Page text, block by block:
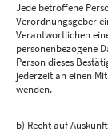
Jede betroffene
Verordnungsgeber
Verantwortlichen
personenbezogene
Person dieses
jederzeit an einen
wenden.
b) Recht auf Auskunft